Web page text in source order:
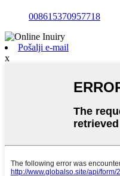
008615370957718
Pošalji e-mail
x